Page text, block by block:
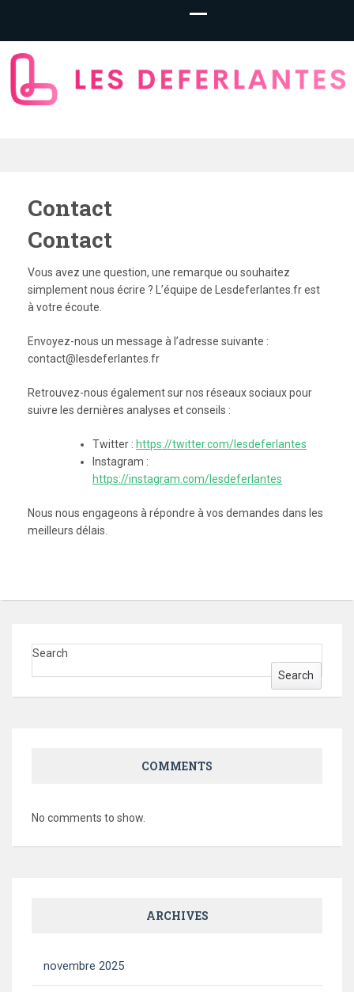
– Basketball
Betting
Contact
Contact
Vous avez une question, une remarque ou souhaitez
simplement nous écrire ? L’équipe de Lesdeferlantes.fr est
à votre écoute.
Envoyez-nous un message à l’adresse suivante :
contact@lesdeferlantes.fr
Retrouvez-nous également sur nos réseaux sociaux pour
suivre les dernières analyses et conseils :
Twitter : https://twitter.com/lesdeferlantes
Instagram :
https://instagram.com/lesdeferlantes
Nous nous engageons à répondre à vos demandes dans les
meilleurs délais.
Search
Search
COMMENTS
No comments to show.
ARCHIVES
novembre 2025